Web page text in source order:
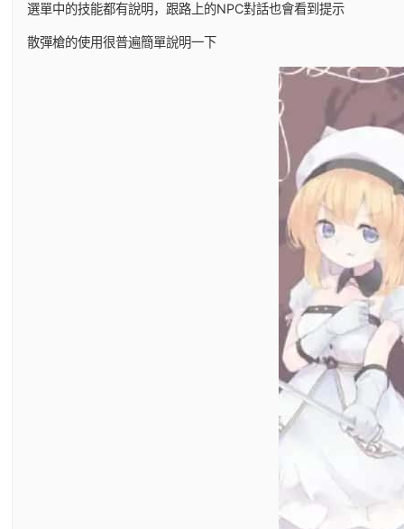
選單中的技能都有說明，跟路上的NPC對話也會看到提示
散彈槍的使用很普遍簡單說明一下